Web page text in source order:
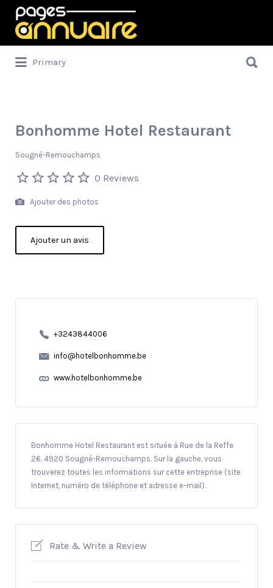
Rechercher:
Primary
Bonhomme Hotel Restaurant
Sougné-Remouchamps
0 Reviews
Ajouter des photos
Ajouter un avis
+3243844006
info@hotelbonhomme.be
www.hotelbonhomme.be
Bonhomme Hotel Restaurant est située à Rue de la Reffe
26, 4920 Sougné-Remouchamps. Sur la gauche, vous
trouverez toutes les informations sur cette entreprise (site
Internet, numéro de téléphone et adresse e-mail).
Rate & Write a Review